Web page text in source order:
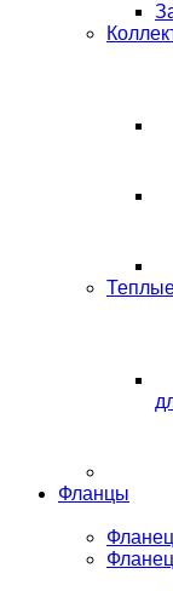
Фланцы